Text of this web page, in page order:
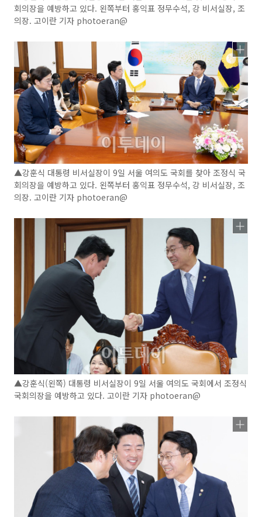
회의장을 예방하고 있다. 왼쪽부터 홍익표 정무수석, 강 비서실장, 조
의장. 고이란 기자 photoeran@
▲강훈식 대통령 비서실장이 9일 서울 여의도 국회를 찾아 조정식 국
회의장을 예방하고 있다. 왼쪽부터 홍익표 정무수석, 강 비서실장, 조
의장. 고이란 기자 photoeran@
▲강훈식(왼쪽) 대통령 비서실장이 9일 서울 여의도 국회에서 조정식
국회의장을 예방하고 있다. 고이란 기자 photoeran@